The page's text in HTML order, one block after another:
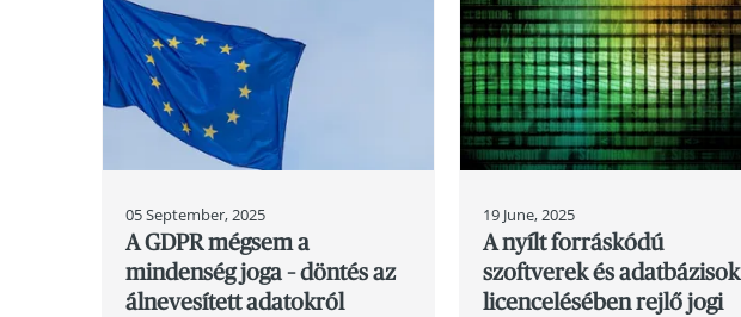
05 September, 2025
A GDPR mégsem a
mindenség joga – döntés az
álnevesített adatokról
19 June, 2025
A nyílt forráskódú
szoftverek és adatbázisok
licencelésében rejlő jogi